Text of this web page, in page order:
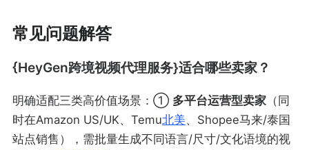
常见问题解答
{HeyGen跨境视频代理服务}适合哪些卖家？
明确适配三类高价值场景：① 多平台运营型卖家（同
时在Amazon US/UK、Temu北美、Shopee马来/泰国
站点销售），需批量生成不同语言/尺寸/文化语境的视